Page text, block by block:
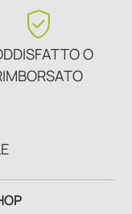
verified_user
O